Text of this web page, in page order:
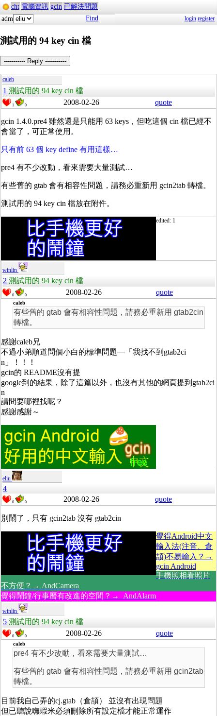
cht 電腦資訊 gcin 已解決問題
adm
Find login register
測試用的 94 key cin 檔
----------- Reply -----------
caleb
1 測試用的 94 key cin 檔
1 0 2008-02-26 quote
gcin 1.4.0.pre4 雖然還是只能用 63 keys，但吃這個 cin 檔已經不
會當了，可正常使用。
只有前 63 個 key define 有用這樣…
pre4 有不少改動，看來需要大量測試…
有些舊的 gtab 會有相容性問題，請務必重新用 gcin2tab 轉檔。
測試用的 94 key cin 檔放在附件。
edited: 1
winlin
2 測試用的 94 key cin 檔
0 0 2008-02-26 quote
caleb
有些舊的 gtab 會有相容性問題，請務必重新用 gtab2cin
轉檔。
感謝caleb兄
不過小弟順道問個小白的標準問題—「我找不到gtab2ci
n」！！！
gcin的 README沒有提
google到的結果，除了這篇以外，也沒有其他的網頁提到gtab2ci
n
請問要哪裡找呢？
感謝感謝～
eliu
4
0 0 2008-02-26 quote
別鬧了，只有 gcin2tab 沒有 gtab2cin
覺得Android中文
輸入法(注音、倉
頡)不易輸入？→
gcin Android
手機照相看照片
不方便？→ AndCamera
覺得鬧鐘/行事曆有改進的空間？→ AndAlarm
winlin
5 測試用的 94 key cin 檔
0 0 2008-02-26 quote
caleb
pre4 有不少改動，看來需要大量測試…
有些舊的 gtab 會有相容性問題，請務必重新用 gcin2tab
轉檔。
目前我自己弄的cj.gtab（倉頡） 並沒有出現問題
但已聽說嘸蝦米必須刪除所有設定檔才能正常運作